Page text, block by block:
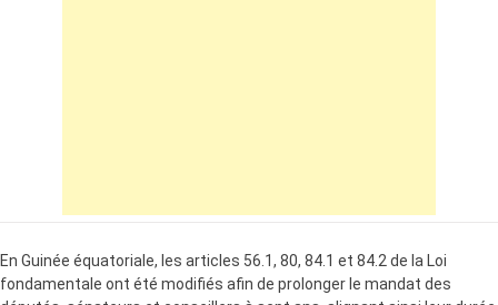
En Guinée équatoriale, les articles 56.1, 80, 84.1 et 84.2 de la Loi
fondamentale ont été modifiés afin de prolonger le mandat des